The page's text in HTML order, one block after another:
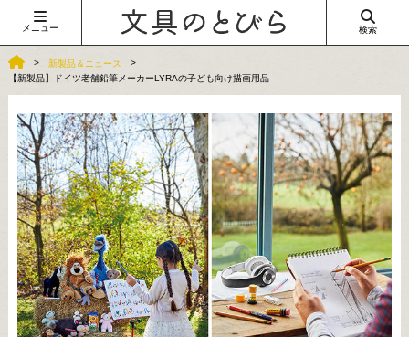
メニュー 検索
新製品＆ニュース
【新製品】ドイツ老舗鉛筆メーカーLYRAの子ども向け描画用品